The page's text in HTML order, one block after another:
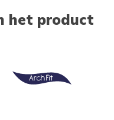
het product